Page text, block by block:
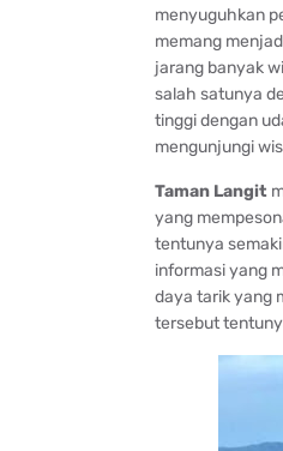
menyuguhkan
memang
jarang banyak
salah satunya
tinggi dengan
mengunjungi
Taman Langit
yang
tentunya
informasi yang
daya tarik yang
tersebut